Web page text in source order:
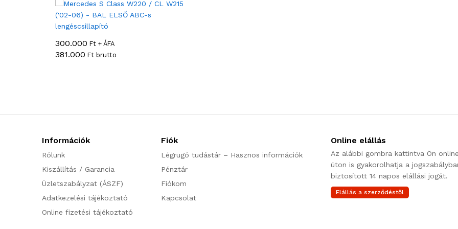
300.000 Ft + ÁFA
381.000 Ft brutto
Információk
Rólunk
Kiszállítás / Garancia
Üzletszabályzat (ÁSZF)
Adatkezelési tájékoztató
Online fizetési tájékoztató
Fiók
Légrugó tudástár – Hasznos információk
Pénztár
Fiókom
Kapcsolat
Online elállás
Az alábbi gombra kattintva Ön
úton is gyakorolhatja a
biztosított 14 napos elállási jogát.
Elállás a szerződéstől